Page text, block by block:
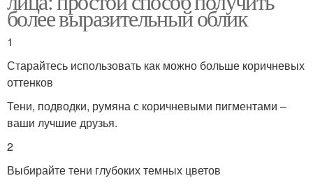
более выразительный облик
1
Старайтесь использовать как можно больше коричневых
оттенков
Тени, подводки, румяна с коричневыми пигментами –
ваши лучшие друзья.
2
Выбирайте тени глубоких темных цветов